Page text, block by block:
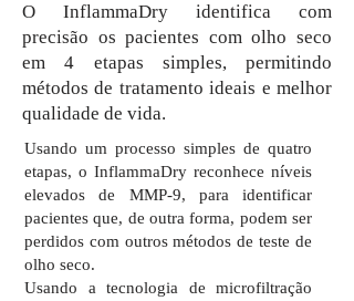
O InflammaDry identifica com
precisão os pacientes com olho seco
em 4 etapas simples, permitindo
métodos de tratamento ideais e melhor
qualidade de vida.
Usando um processo simples de quatro
etapas, o InflammaDry reconhece níveis
elevados de MMP-9, para identificar
pacientes que, de outra forma, podem ser
perdidos com outros métodos de teste de
olho seco.
Usando a tecnologia de microfiltração